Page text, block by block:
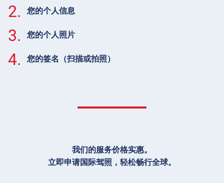
2. 您的个人信息
3. 您的个人照片
4. 您的签名（扫描或拍照）
我们的服务价格实惠。
立即申请国际驾照，轻松畅行全球。